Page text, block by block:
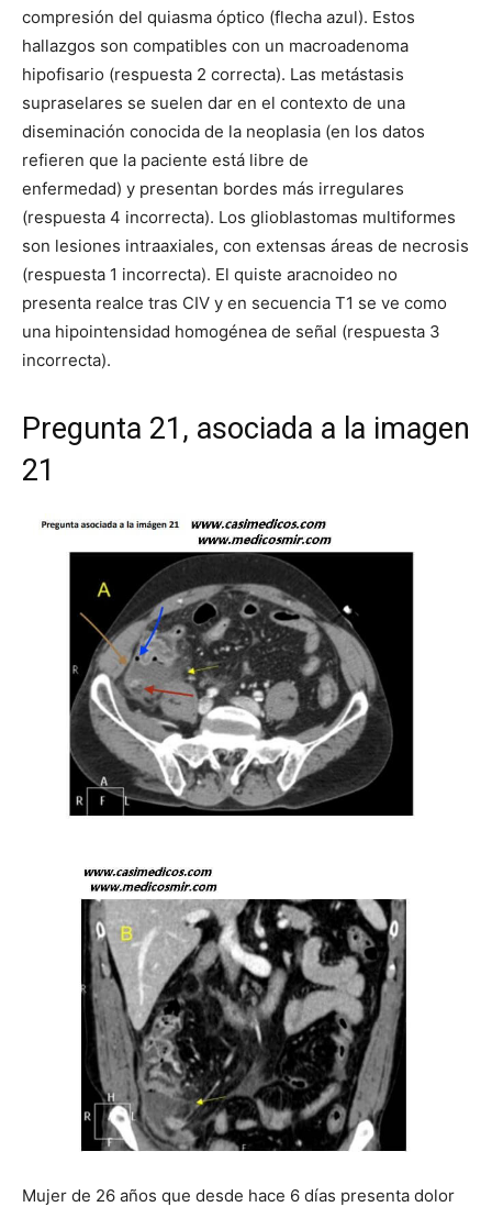
compresión del quiasma óptico (flecha azul). Estos
hallazgos son compatibles con un macroadenoma
hipofisario (respuesta 2 correcta). Las metástasis
supraselares se suelen dar en el contexto de una
diseminación conocida de la neoplasia (en los datos
refieren que la paciente está libre de
enfermedad) y presentan bordes más irregulares
(respuesta 4 incorrecta). Los glioblastomas multiformes
son lesiones intraaxiales, con extensas áreas de necrosis
(respuesta 1 incorrecta). El quiste aracnoideo no
presenta realce tras CIV y en secuencia T1 se ve como
una hipointensidad homogénea de señal (respuesta 3
incorrecta).
Pregunta 21, asociada a la imagen
21
Mujer de 26 años que desde hace 6 días presenta dolor